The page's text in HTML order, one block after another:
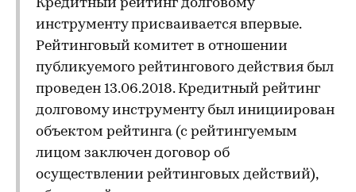
Кредитный рейтинг долговому
инструменту присваивается впервые.
Рейтинговый комитет в отношении
публикуемого рейтингового действия был
проведен 13.06.2018. Кредитный рейтинг
долговому инструменту был инициирован
объектом рейтинга (с рейтингуемым
лицом заключен договор об
осуществлении рейтинговых действий),